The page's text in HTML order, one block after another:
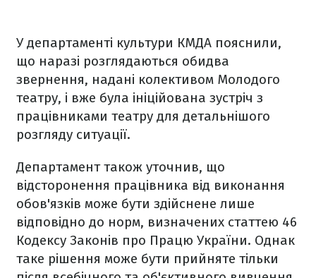
У департаменті культури КМДА пояснили,
що наразі розглядаються обидва
звернення, надані колективом Молодого
театру, і вже була ініційована зустріч з
працівниками театру для детальнішого
розгляду ситуації.
Департамент також уточнив, що
відсторонення працівника від виконання
обов'язків може бути здійснене лише
відповідно до норм, визначених статтею 46
Кодексу Законів про Працю України. Однак
таке рішення може бути прийняте тільки